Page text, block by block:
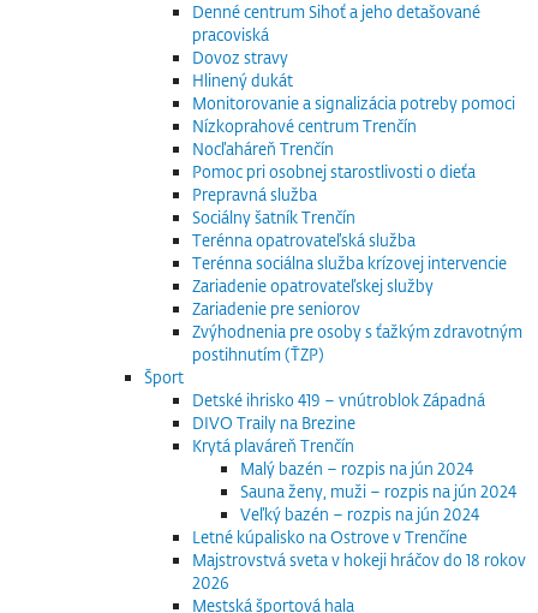
Denné centrum Sihoť a jeho detašované
pracoviská
Dovoz stravy
Hlinený dukát
Monitorovanie a signalizácia potreby pomoci
Nízkoprahové centrum Trenčín
Nocľaháreň Trenčín
Pomoc pri osobnej starostlivosti o dieťa
Prepravná služba
Sociálny šatník Trenčín
Terénna opatrovateľská služba
Terénna sociálna služba krízovej intervencie
Zariadenie opatrovateľskej služby
Zariadenie pre seniorov
Zvýhodnenia pre osoby s ťažkým zdravotným
postihnutím (ŤZP)
Šport
Detské ihrisko 419 – vnútroblok Západná
DIVO Traily na Brezine
Krytá plaváreň Trenčín
Malý bazén – rozpis na jún 2024
Sauna ženy, muži – rozpis na jún 2024
Veľký bazén – rozpis na jún 2024
Letné kúpalisko na Ostrove v Trenčíne
Majstrovstvá sveta v hokeji hráčov do 18 rokov
2026
Mestská športová hala